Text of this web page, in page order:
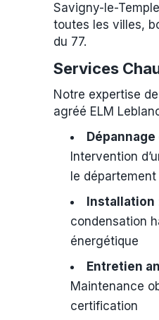
Savigny-le-
toutes les villes,
du 77.
Services
Notre expertise
agréé ELM
Intervention
le département
Installation
condensation
énergétique
Entretien
Maintenance
certification